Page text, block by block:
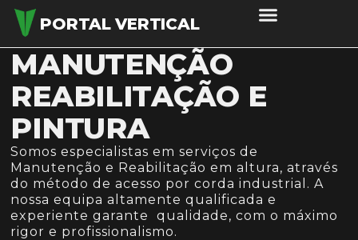
PORTAL VERTICAL
MANUTENÇÃO
REABILITAÇÃO E
PINTURA
Somos especialistas em serviços de
Manutenção e Reabilitação em altura, através
do método de acesso por corda industrial. A
nossa equipa altamente qualificada e
experiente garante qualidade, com o máximo
rigor e profissionalismo.